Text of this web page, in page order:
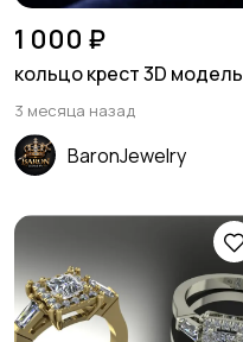
1 000 ₽
кольцо крест 3D модель
3 месяца назад
BaronJewelry